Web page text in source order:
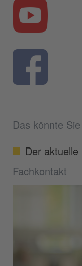
Das könnte
Der
Fachkontakt